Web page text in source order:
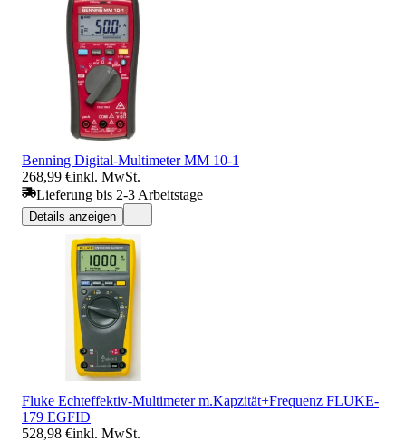
Benning Digital-Multimeter MM 10-1
268,99 €inkl. MwSt.
Lieferung bis 2-3 Arbeitstage
Details anzeigen
Fluke Echteffektiv-Multimeter m.Kapzität+Frequenz FLUKE-
179 EGFID
528,98 €inkl. MwSt.